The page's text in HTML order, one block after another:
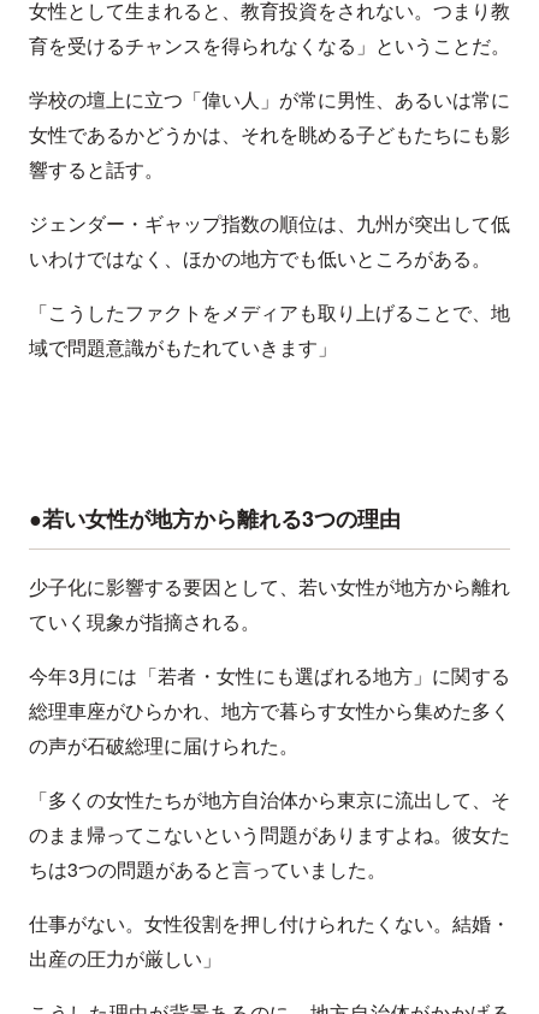
女性として生まれると、教育投資をされない。つまり教
育を受けるチャンスを得られなくなる」ということだ。
学校の壇上に立つ「偉い人」が常に男性、あるいは常に
女性であるかどうかは、それを眺める子どもたちにも影
響すると話す。
ジェンダー・ギャップ指数の順位は、九州が突出して低
いわけではなく、ほかの地方でも低いところがある。
「こうしたファクトをメディアも取り上げることで、地
域で問題意識がもたれていきます」
●若い女性が地方から離れる3つの理由
少子化に影響する要因として、若い女性が地方から離れ
ていく現象が指摘される。
今年3月には「若者・女性にも選ばれる地方」に関する
総理車座がひらかれ、地方で暮らす女性から集めた多く
の声が石破総理に届けられた。
「多くの女性たちが地方自治体から東京に流出して、そ
のまま帰ってこないという問題がありますよね。彼女た
ちは3つの問題があると言っていました。
仕事がない。女性役割を押し付けられたくない。結婚・
出産の圧力が厳しい」